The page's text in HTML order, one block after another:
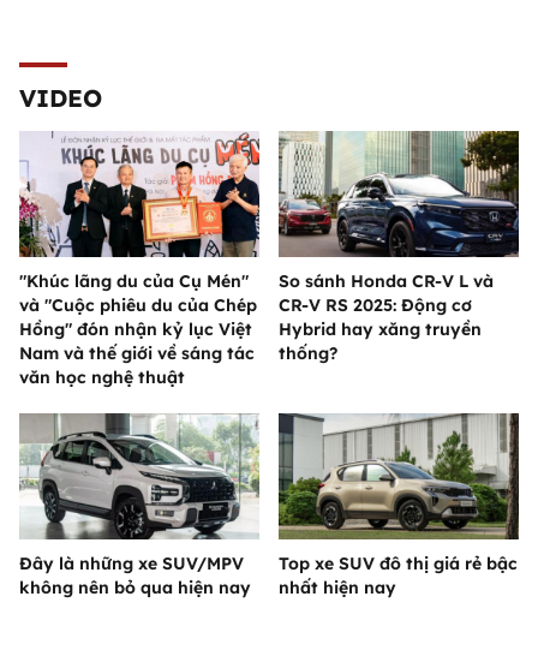
VIDEO
"Khúc lãng du của Cụ Mén"
và "Cuộc phiêu du của Chép
Hồng" đón nhận kỷ lục Việt
Nam và thế giới về sáng tác
văn học nghệ thuật
So sánh Honda CR-V L và
CR-V RS 2025: Động cơ
Hybrid hay xăng truyền
thống?
Đây là những xe SUV/MPV
không nên bỏ qua hiện nay
Top xe SUV đô thị giá rẻ bậc
nhất hiện nay